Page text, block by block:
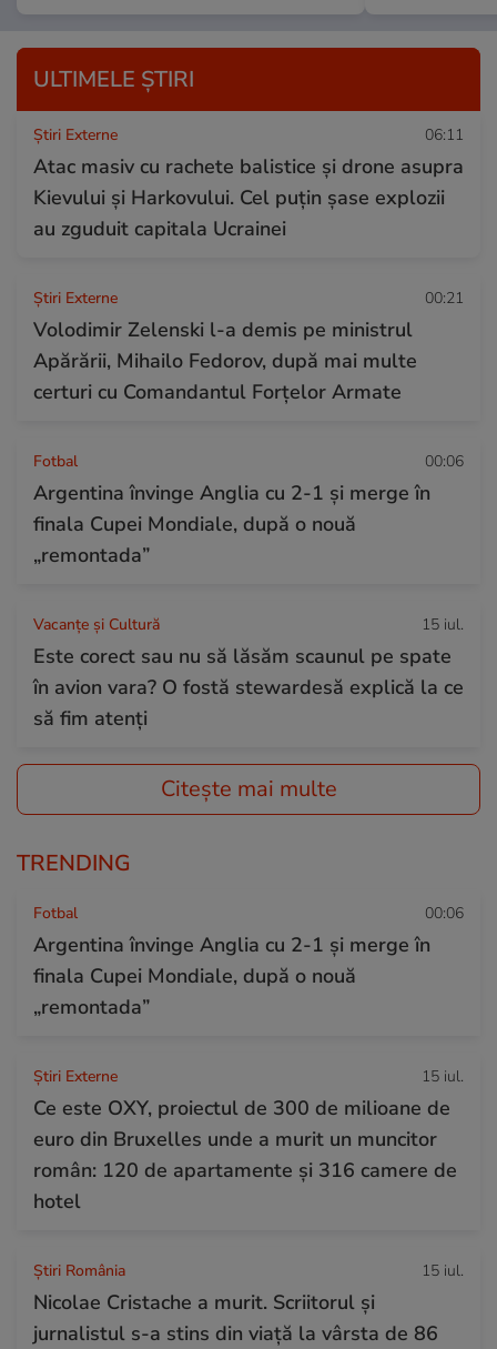
ULTIMELE ȘTIRI
Știri Externe 06:11
Atac masiv cu rachete balistice și drone asupra
Kievului și Harkovului. Cel puțin șase explozii
au zguduit capitala Ucrainei
Știri Externe 00:21
Volodimir Zelenski l-a demis pe ministrul
Apărării, Mihailo Fedorov, după mai multe
certuri cu Comandantul Forțelor Armate
Fotbal 00:06
Argentina învinge Anglia cu 2-1 și merge în
finala Cupei Mondiale, după o nouă
„remontada”
Vacanțe și Cultură 15 iul.
Este corect sau nu să lăsăm scaunul pe spate
în avion vara? O fostă stewardesă explică la ce
să fim atenți
Citește mai multe
TRENDING
Fotbal 00:06
Argentina învinge Anglia cu 2-1 și merge în
finala Cupei Mondiale, după o nouă
„remontada”
Știri Externe 15 iul.
Ce este OXY, proiectul de 300 de milioane de
euro din Bruxelles unde a murit un muncitor
român: 120 de apartamente și 316 camere de
hotel
Știri România 15 iul.
Nicolae Cristache a murit. Scriitorul și
jurnalistul s-a stins din viață la vârsta de 86